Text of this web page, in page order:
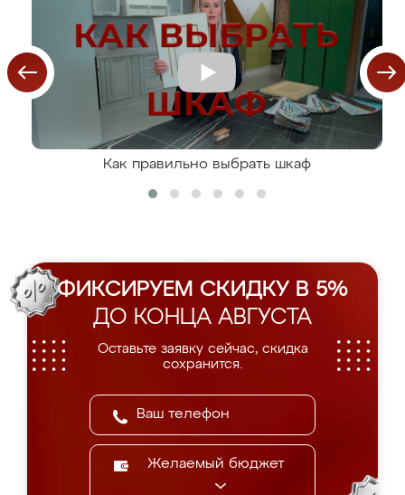
Как правильно выбрать шкаф
ФИКСИРУЕМ СКИДКУ В 5%
ДО КОНЦА АВГУСТА
Оставьте заявку сейчас, скидка
сохранится.
Желаемый бюджет